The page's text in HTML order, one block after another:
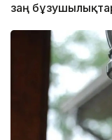
заң